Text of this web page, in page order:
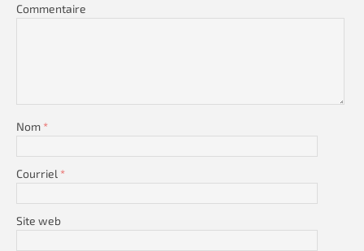
Commentaire
Nom *
Courriel *
Site web